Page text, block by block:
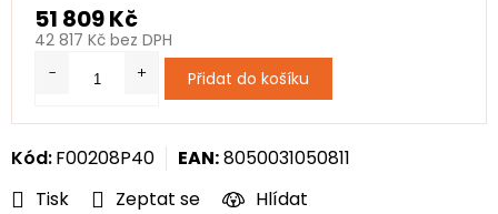
Tisk Zeptat se Hlídat
Kód:F00208P40 EAN:8050031050811
51 809 Kč
42 817 Kč bez DPH
Přidat do košíku